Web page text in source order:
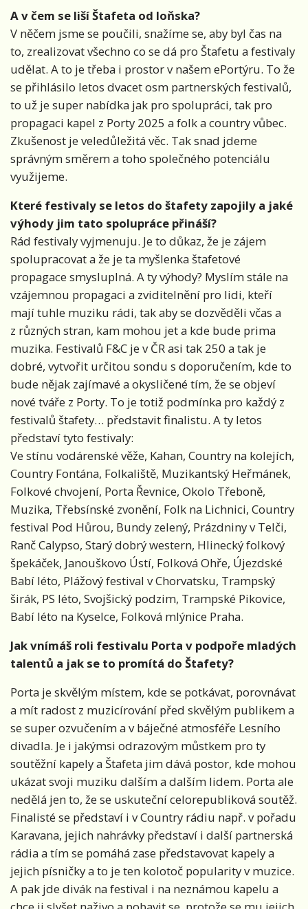
A v čem se liší Štafeta od loňska?
V něčem jsme se poučili, snažíme se, aby byl čas na
to, zrealizovat všechno co se dá pro Štafetu a festivaly
udělat. A to je třeba i prostor v našem ePortýru. To že
se přihlásilo letos dvacet osm partnerských festivalů,
to už je super nabídka jak pro spolupráci, tak pro
propagaci kapel z Porty 2025 a folk a country vůbec.
Zkušenost je veledůležitá věc. Tak snad jdeme
správným směrem a toho společného potenciálu
využijeme.
Které festivaly se letos do štafety zapojily a jaké
výhody jim tato spolupráce přináší?
Rád festivaly vyjmenuju. Je to důkaz, že je zájem
spolupracovat a že je ta myšlenka štafetové
propagace smysluplná. A ty výhody? Myslím stále na
vzájemnou propagaci a zviditelnění pro lidi, kteří
mají tuhle muziku rádi, tak aby se dozvěděli včas a
z různých stran, kam mohou jet a kde bude prima
muzika. Festivalů F&C je v ČR asi tak 250 a tak je
dobré, vytvořit určitou sondu s doporučením, kde to
bude nějak zajímavé a okysličené tím, že se objeví
nové tváře z Porty. To je totiž podmínka pro každý z
festivalů štafety… představit finalistu. A ty letos
představí tyto festivaly:
Ve stínu vodárenské věže, Kahan, Country na kolejích,
Country Fontána, Folkaliště, Muzikantský Heřmánek,
Folkové chvojení, Porta Řevnice, Okolo Třeboně,
Muzika, Třebsínské zvonění, Folk na Lichnici, Country
festival Pod Hůrou, Bundy zelený, Prázdniny v Telči,
Ranč Calypso, Starý dobrý western, Hlinecký folkový
špekáček, Janouškovo Ústí, Folková Ohře, Újezdské
Babí léto, Plážový festival v Chorvatsku, Trampský
širák, PS léto, Svojšický podzim, Trampské Pikovice,
Babí léto na Kyselce, Folková mlýnice Praha.
Jak vnímáš roli festivalu Porta v podpoře mladých
talentů a jak se to promítá do Štafety?
Porta je skvělým místem, kde se potkávat, porovnávat
a mít radost z muzicírování před skvělým publikem a
se super ozvučením a v báječné atmosféře Lesního
divadla. Je i jakýmsi odrazovým můstkem pro ty
soutěžní kapely a Štafeta jim dává postor, kde mohou
ukázat svoji muziku dalším a dalším lidem. Porta ale
nedělá jen to, že se uskuteční celorepubliková soutěž.
Finalisté se představí i v Country rádiu např. v pořadu
Karavana, jejich nahrávky představí i další partnerská
rádia a tím se pomáhá zase představovat kapely a
jejich písničky a to je ten kolotoč popularity v muzice.
A pak jde divák na festival i na neznámou kapelu a